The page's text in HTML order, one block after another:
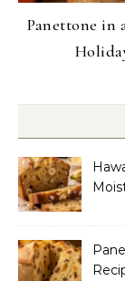
Panettone in